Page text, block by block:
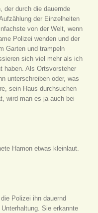
der durch die dauernde
der Einzelheiten
von der Welt, wenn
Polizei wenden und der
Garten und trampeln
sich viel mehr als ich
haben. Als Ortsvorsteher
unterschreiben oder, was
sein Haus durchsuchen
wird man es ja auch bei
Hamon etwas kleinlaut.
Polizei ihn dauernd
Sie erkannte